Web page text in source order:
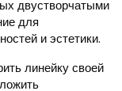
двустворчатыми
для
и эстетики.
линейку своей